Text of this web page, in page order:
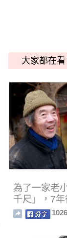
大家都在看
為了一家老
千尺」，7
看！
1026